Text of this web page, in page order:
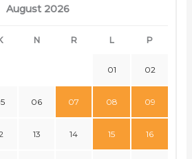
August 2026
N R L P
01 02
06 07 08 09
13 14 15 16